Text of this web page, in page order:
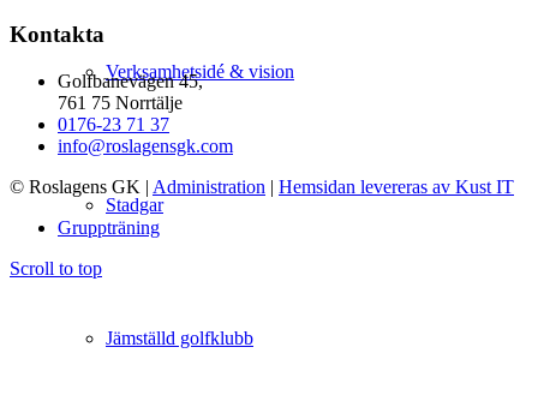
Verksamhetsidé & vision
Stadgar
Jämställd golfklubb
Kontakta
Golfbanevägen 45,
761 75 Norrtälje
0176-23 71 37
info@roslagensgk.com
© Roslagens GK | Administration | Hemsidan levereras av Kust IT
Gruppträning
Scroll to top